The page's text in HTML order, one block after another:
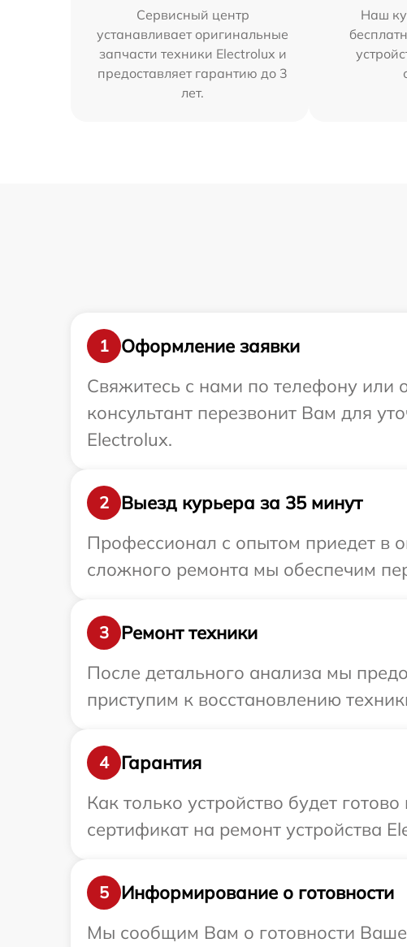
Сервисный центр
устанавливает оригинальные
запчасти техники Electrolux и
предоставляет гарантию до 3
лет.
Наш
1
Оформление заявки
Свяжитесь с нами по телефону или
консультант перезвонит Вам для
Electrolux.
2
Выезд курьера за 35 минут
Профессионал с опытом приедет в
сложного ремонта мы обеспечим
3
Ремонт техники
После детального анализа мы
приступим к восстановлению
4
Гарантия
Как только устройство будет
сертификат на ремонт устройства
5
Информирование о готовности
Мы сообщим Вам о готовности